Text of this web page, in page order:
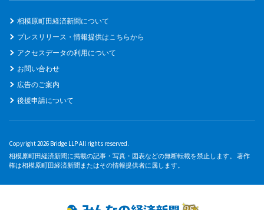
相模原町田経済新聞について
プレスリリース・情報提供はこちらから
アクセスデータの利用について
お問い合わせ
広告のご案内
後援申請について
Copyright 2026 Bridge LLP All rights reserved.
相模原町田経済新聞に掲載の記事・写真・図表などの無断転載を禁止します。 著作
権は相模原町田経済新聞またはその情報提供者に属します。